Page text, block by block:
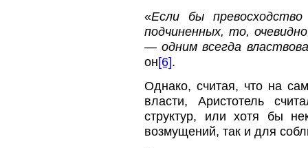
«Если бы
подчиненных, то,
— одним всегда
он[6].
Однако, считая, что на
власти, Аристотель
структур, или хотя бы
возмущений, так и для